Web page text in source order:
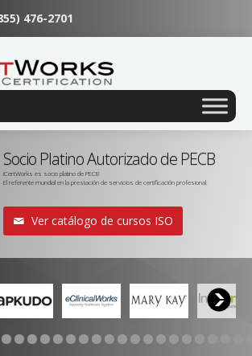
476-2701
Socio Platino Autorizado de PECB
iCertWorks es socio platino de PECB
El referente mundial en la prestación de servicios de certificación profesional.
Ver catálogo de cursos ISO